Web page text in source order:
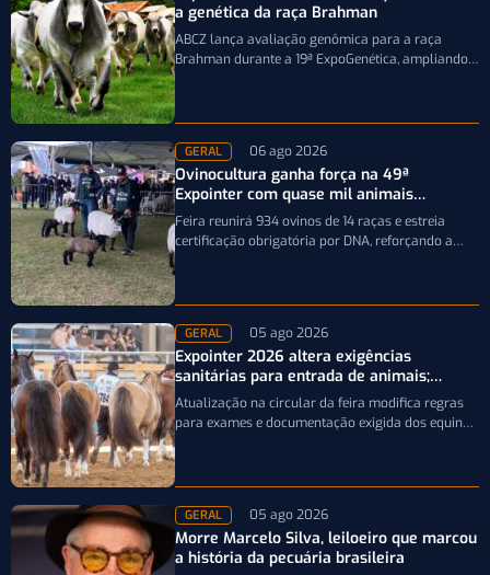
a genética da raça Brahman
ABCZ lança avaliação genômica para a raça
Brahman durante a 19ª ExpoGenética, ampliando a
GERAL 06 ago 2026
Ovinocultura ganha força na 49ª
Expointer com quase mil animais
inscritos
Feira reunirá 934 ovinos de 14 raças e estreia
certificação obrigatória por DNA, reforçando a
GERAL 05 ago 2026
Expointer 2026 altera exigências
sanitárias para entrada de animais;
entenda
Atualização na circular da feira modifica regras
para exames e documentação exigida dos equinos
GERAL 05 ago 2026
Morre Marcelo Silva, leiloeiro que marcou
a história da pecuária brasileira